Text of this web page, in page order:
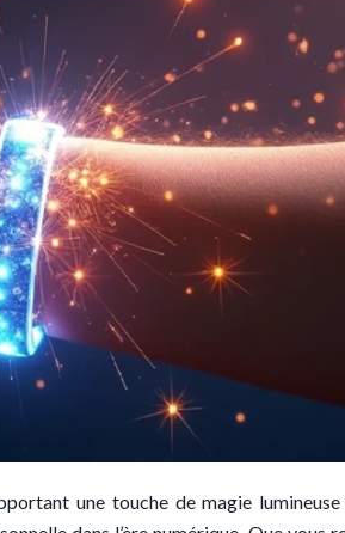
une touche de magie